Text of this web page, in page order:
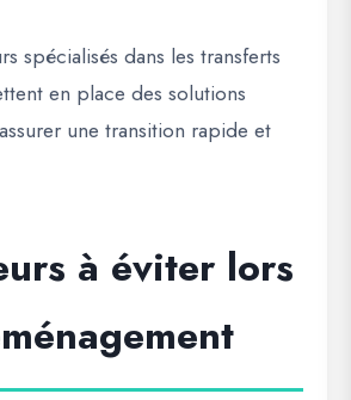
spécialisés dans les transferts
en place des solutions
une transition rapide et
à éviter lors